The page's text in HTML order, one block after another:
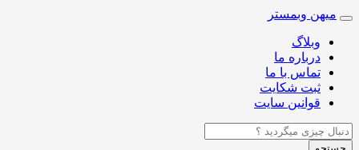
Toggle
navigation
میهن وبمستر
وبلاگ
درباره ما
تماس با ما
ثبت شکایت
قوانین سایت